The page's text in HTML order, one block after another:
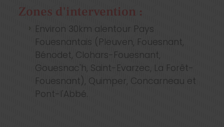
Zones d'intervention :
Environ 30km alentour Pays
Fouesnantais (Pleuven, Fouesnant,
Bénodet, Clohars-Fouesnant,
Gouesnac'h, Saint-Evarzec, La Forêt-
Fouesnant), Quimper, Concarneau et
Pont-l'Abbé.